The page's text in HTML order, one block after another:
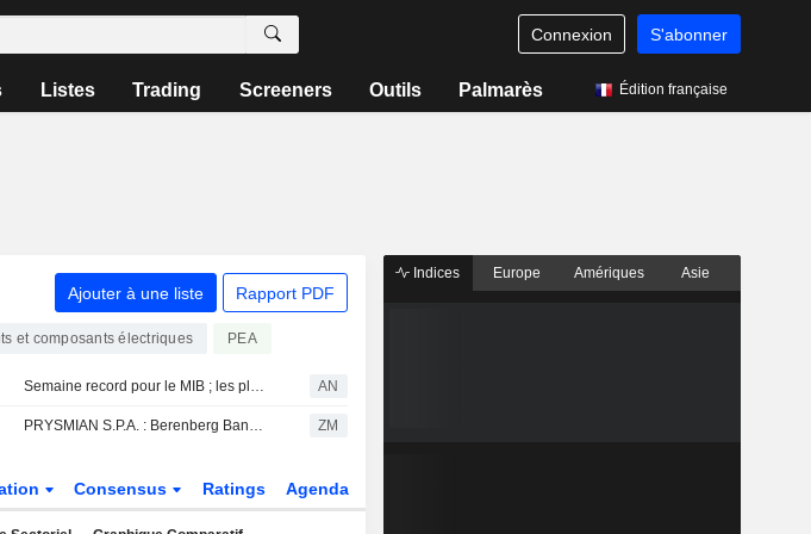
Connexion S'abonner
Listes Trading Screeners Outils Palmarès Édition française
Ajouter à une liste Rapport PDF
et composants électriques PEA
Semaine record pour le MIB ; les places européennes orientées à la hausse AN
PRYSMIAN S.P.A. : Berenberg Bank passe à l'achat ZM
Consensus Ratings Agenda
Indices Europe Amériques Asie